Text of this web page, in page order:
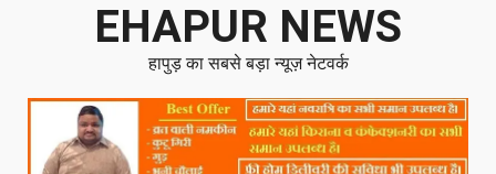
EHAPUR NEWS
हापुड़ का सबसे बड़ा न्यूज़ नेटवर्क